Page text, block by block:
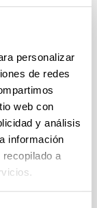
personalizar
de redes
web con
y análisis
información
a